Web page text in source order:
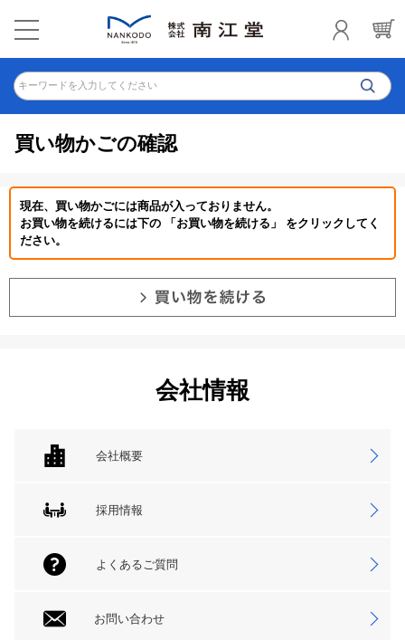
キーワードを入力してください
買い物かごの確認
現在、買い物かごには商品が入っておりません。
お買い物を続けるには下の 「お買い物を続ける」 をクリックしてく
ださい。
会社情報
会社概要
採用情報
よくあるご質問
お問い合わせ